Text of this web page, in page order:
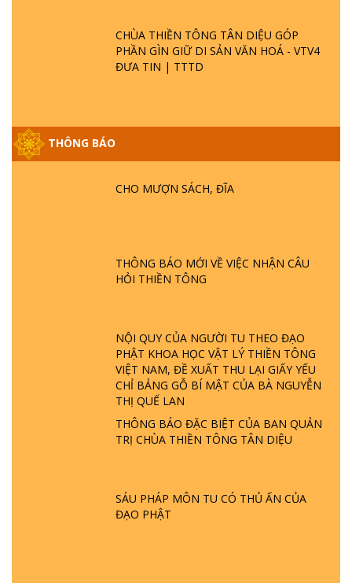
CHÙA THIỀN TÔNG TÂN DIỆU GÓP
PHẦN GÌN GIỮ DI SẢN VĂN HOÁ - VTV4
ĐƯA TIN | TTTD
THÔNG BÁO
CHO MƯỢN SÁCH, ĐĨA
THÔNG BÁO MỚI VỀ VIỆC NHẬN CÂU
HỎI THIỀN TÔNG
NỘI QUY CỦA NGƯỜI TU THEO ĐẠO
PHẬT KHOA HỌC VẬT LÝ THIỀN TÔNG
VIỆT NAM, ĐỀ XUẤT THU LẠI GIẤY YẾU
CHỈ BẢNG GỖ BÍ MẬT CỦA BÀ NGUYỄN
THỊ QUẾ LAN
THÔNG BÁO ĐẶC BIỆT CỦA BAN QUẢN
TRỊ CHÙA THIỀN TÔNG TÂN DIỆU
SÁU PHÁP MÔN TU CÓ THỦ ẤN CỦA
ĐẠO PHẬT
GIẢI ĐÁP ĐẶC BIỆT P25 - SUỐT 49 NĂM
PHẬT KHÔNG NÓI? HỘI LONG HOA LÀ
TTTD
GIẢI ĐÁP THIỀN TÔNG ĐẶC BIỆT P22 - TẠI
SAO TRÁI ĐẤT NHIỀU THIÊN TAI - LŨ LỤT
- HỎA HOẠN | TTTD
GIẢI ĐÁP THIỀN TÔNG ĐẶC BIỆT P21 - TẠI
GIẢI ĐÁP VỀ LỄ TIỄN THIỀN TÔNG SƯ